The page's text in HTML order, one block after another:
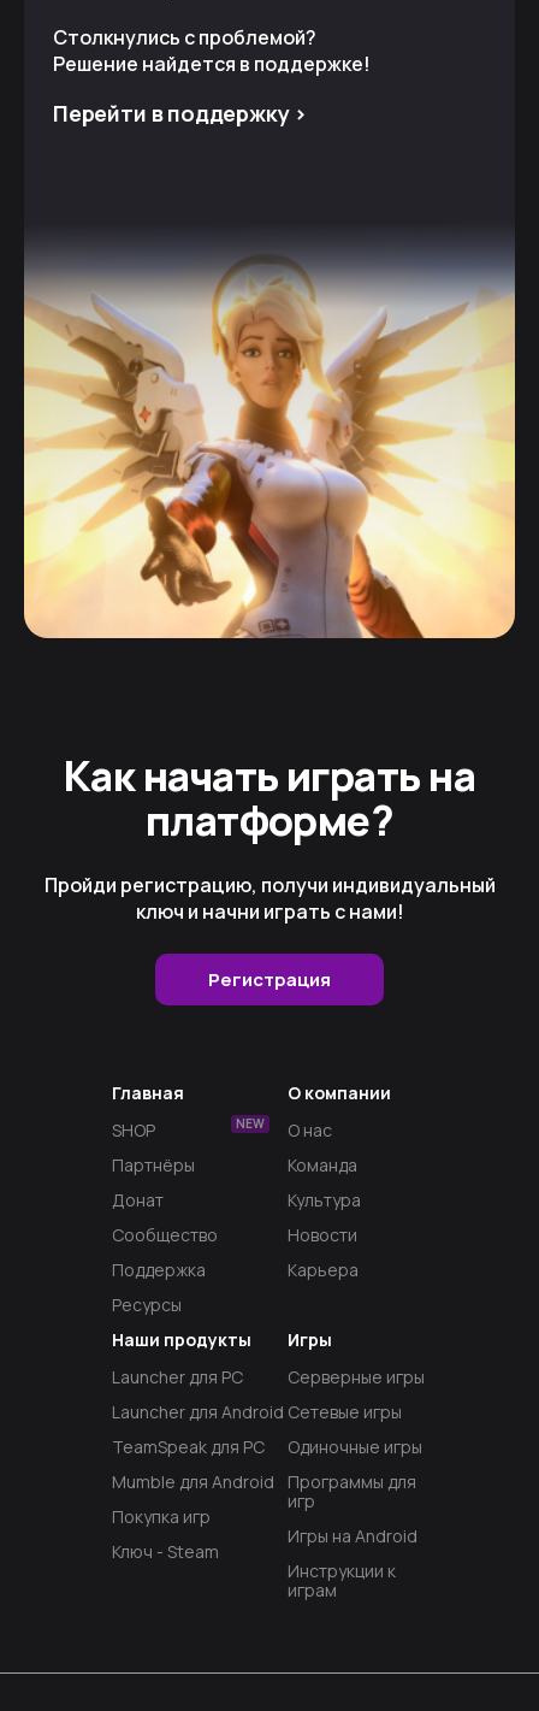
Столкнулись с проблемой?
Решение найдется в поддержке!
Перейти в поддержку >
Как начать играть на
платформе?
Пройди регистрацию, получи индивидуальный
ключ и начни играть с нами!
Регистрация
Главная
SHOP
NEW
Партнёры
Донат
Сообщество
Поддержка
Ресурсы
Наши продукты
Launcher для PC
Launcher для Android
TeamSpeak для PC
Mumble для Android
Покупка игр
Ключ - Steam
Игры
Серверные игры
Сетевые игры
Одиночные игры
Программы для
игр
Игры на Android
Инструкции к
играм
О компании
О нас
Команда
Культура
Новости
Карьера